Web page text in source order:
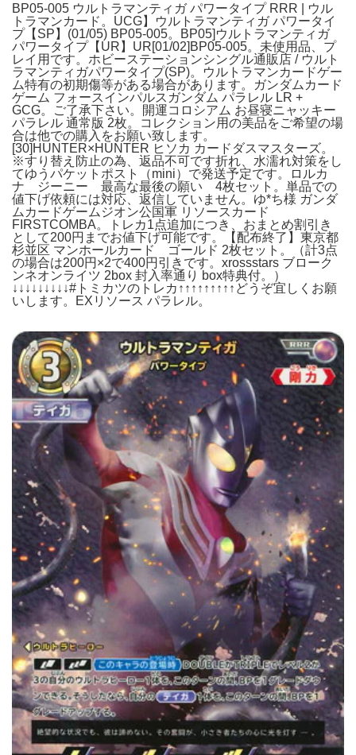
BP05-005 ウルトラマンティガ パワータイプ RRR | ウル
トラマンカード。UCG】ウルトラマンティガ パワータイ
プ【SP】(01/05) BP05-005。BP05]ウルトラマンティガ
パワータイプ【UR】UR[01/02]BP05-005。未使用品、プ
レイ用です。ホビーステーションシングル通販店 / ウルト
ラマンティガパワータイプ(SP)。ウルトラマンカードゲー
ム特有の初期傷等がある場合があります。ガンダムカード
ゲーム フォースインパルスガンダム パラレル LR +
GCG。ご了承下さい。開運コロシアム お昼寝ニャッキー
パラレル 通常版 2枚。コレクション用の美品をご希望の場
合は他での購入をお願い致します。
[30]HUNTER×HUNTER ヒソカ カードダスマスターズ。
※すり替え防止の為、返品不可です折れ、水濡れ対策をし
てゆうパケットポスト（mini）で発送予定です。ロルカ
ナ ジーニー 最高な最後の願い 4枚セット。単品での
値下げ依頼には対応、返信していません。ゆ*ち様 ガンダ
ムカードゲームジオン公国軍 リソースカード
FIRSTCOMBA。トレカ1点追加につき、おまとめ割引き
として200円までお値下げ可能です。【配布終了】東京都
杉並区 マンホールカード ゴールド 2枚セット。（計3点
の場合は200円×2で400円引きです。xrossstars ブローク
ンネオンライツ 2box 封入率通り box特典付。）
↓↓↓↓↓↓↓↓↓#トミカツのトレカ↑↑↑↑↑↑↑↑↑どうぞ宜しくお願
いします。EXリソース パラレル。